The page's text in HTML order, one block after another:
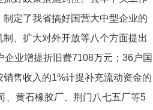
定了我省搞好国营大中型企业的
、扩大对外开放等八个方面提出
业增提折旧费7108万元；36户国
售收入的1%计提补充流动资金的
、黄石橡胶厂、荆门八七五厂等5